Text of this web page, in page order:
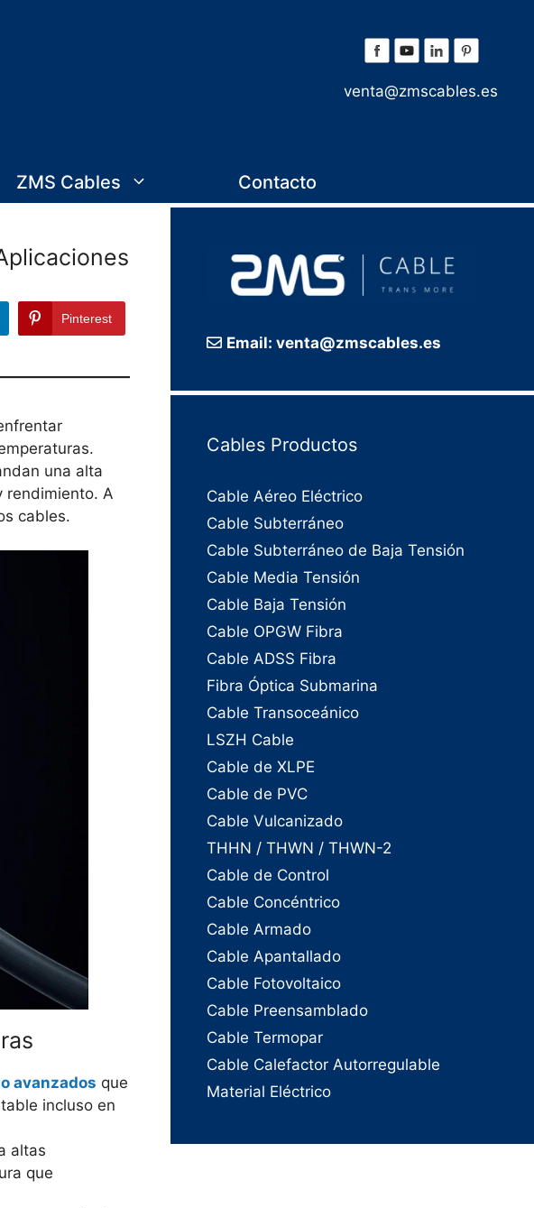
venta@zmscables.es
ZMS Cables Contacto
Pinterest
una alta
rendimiento. A
cables.
avanzados que
incluso en
altas
que
Email: venta@zmscables.es
Cables Productos
Cable Aéreo Eléctrico
Cable Subterráneo
Cable Subterráneo de Baja Tensión
Cable Media Tensión
Cable Baja Tensión
Cable OPGW Fibra
Cable ADSS Fibra
Fibra Óptica Submarina
Cable Transoceánico
LSZH Cable
Cable de XLPE
Cable de PVC
Cable Vulcanizado
THHN / THWN / THWN-2
Cable de Control
Cable Concéntrico
Cable Armado
Cable Apantallado
Cable Fotovoltaico
Cable Preensamblado
Cable Termopar
Cable Calefactor Autorregulable
Material Eléctrico